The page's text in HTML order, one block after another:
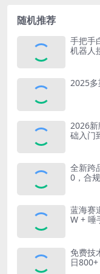
随机推荐
手把手
机器人
2025多
2026
础入门
全新跨
0，合
蓝海赛
W + 唾
免费技
日800+